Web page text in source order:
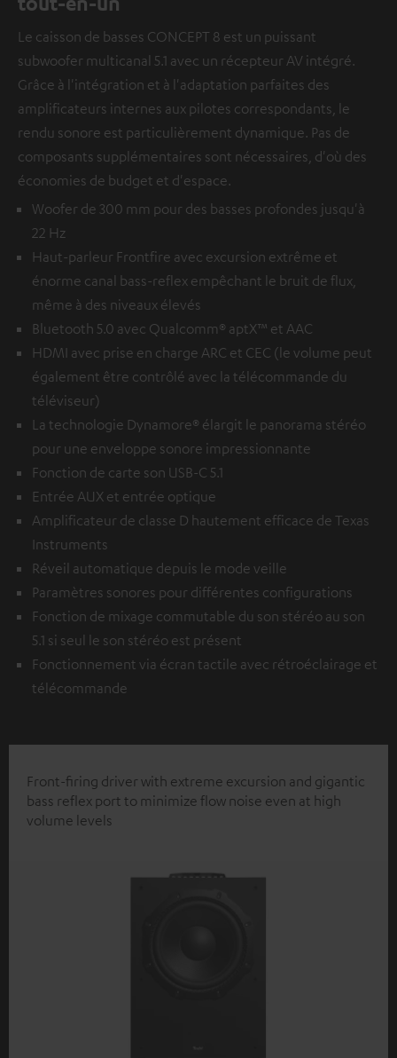
Le caisson de basses CONCEPT 8 est un puissant
subwoofer multicanal 5.1 avec un récepteur AV intégré.
Grâce à l'intégration et à l'adaptation parfaites des
amplificateurs internes aux pilotes correspondants, le
rendu sonore est particulièrement dynamique. Pas de
composants supplémentaires sont nécessaires, d'où des
économies de budget et d'espace.
Woofer de 300 mm pour des basses profondes jusqu'à
22 Hz
Haut-parleur Frontfire avec excursion extrême et
énorme canal bass-reflex empêchant le bruit de flux,
même à des niveaux élevés
Bluetooth 5.0 avec Qualcomm® aptX™ et AAC
HDMI avec prise en charge ARC et CEC (le volume peut
également être contrôlé avec la télécommande du
téléviseur)
La technologie Dynamore® élargit le panorama stéréo
pour une enveloppe sonore impressionnante
Fonction de carte son USB-C 5.1
Entrée AUX et entrée optique
Amplificateur de classe D hautement efficace de Texas
Instruments
Réveil automatique depuis le mode veille
Paramètres sonores pour différentes configurations
Fonction de mixage commutable du son stéréo au son
5.1 si seul le son stéréo est présent
Fonctionnement via écran tactile avec rétroéclairage et
télécommande
Front-firing driver with extreme excursion and gigantic
bass reflex port to minimize flow noise even at high
volume levels